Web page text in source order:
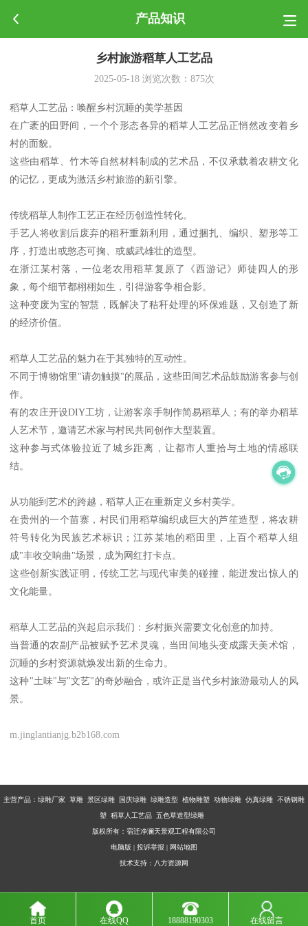
产品知识
乡村旅游稻草人工艺品
2025-05-18浏览次数： 875次
稻草人工艺品：唤醒乡村沉睡的美学基因
在广袤的田野间，一个个形态各异的稻草人工艺品正悄然改变着乡
村的面貌。
这些由稻草、竹木等自然材料制成的艺术品，不仅承载着农耕文化
的记忆，更成为激活乡村旅游的新引擎。
传统稻草人制作工艺正在经历创造性转化。
手艺人将收割后废弃的稻秆重新利用，通过捆扎、编织、塑形等工
序，打造出或憨态可掬、或威武雄壮的造型。
在浙江某村落，一位老农用稻草复原了《西游记》师徒四人的形
象，每个细节都栩栩如生，引得游客争相合影。
这种变废为宝的智慧，既解决了秸秆处理的环保难题，又创造了新
的经济价值。
稻草人工艺品的魅力在于其独特的互动性。
不同于博物馆里"请勿触摸"的展品，这些田间艺术品鼓励游客参与创
作。
有的农庄开设DIY工坊，让游客亲手制作简易稻草人；有的举办稻草
人艺术节，邀请艺术家与村民共同创作大型装置。
这种参与式体验拉近了城乡距离，让都市人重拾与土地的情感联
结。
从功能到艺术的跨越，稻草人正在重新定义乡村美学。
在贵州的一个苗寨，村民们用稻草编织成巨大的芦笙造型，将农耕
符号转化为民族艺术标识；江苏某地的稻田里，上百个稻草人组
成"丰收交响曲"场景，成为网红打卡点。
这些创新实践证明，传统工艺与现代审美的碰撞，能迸发出惊人的
文化能量。
稻草人工艺品的兴起启示我们：乡村振兴需要文化创意的加持。
当普通的农副产品被赋予艺术灵魂，当田间地头变成露天美术馆，
沉睡的乡村资源就焕发出新的生命力。
这种"土味"与"文艺"的奇妙融合，或许正是当代乡村旅游最动人的风
景。
m.jinglantianjg.b2b168.com
主营产品： 绿雕厂家 草雕 景区绿雕 国庆绿雕 绿雕造型 植物雕塑 动物绿雕 仿真绿雕 不锈钢雕
塑 稻草人工艺品 五色草造型绿雕
版权所有：宿迁净澜天景观工程有限公司
电脑版 | 投诉举报 | 网站地图
技术支持： 八方资源网
首页 在线QQ 18888190303 在线留言